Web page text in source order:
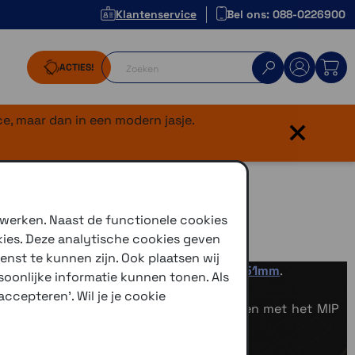
Klantenservice Bel ons: 088-0226900
ACTIES!
maar dan in een modern jasje.
×
Garmin Fenix 8 47mm en Garmin Fenix 8 51mm.
met een helder AMOLED display.
Solar Sapphire lens. De uitvoeringen met het MIP
Naast de functionele cookies
Deze analytische cookies geven
te kunnen zijn. Ook plaatsen wij
informatie kunnen tonen. Als
Wil je je cookie